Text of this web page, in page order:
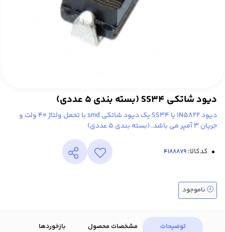
دیود شاتکی SS34 (بسته بندی 5 عددی)
دیود 1N5822 یا SS34 یک دیود شاتکی smd با تحمل ولتاژ 40 ولت و
جریان 3 آمپر می باشد. (بسته بندی 5 عددی)
کدکالا:
ناموجود
توضیحات مشخصات محصول بازخوردها